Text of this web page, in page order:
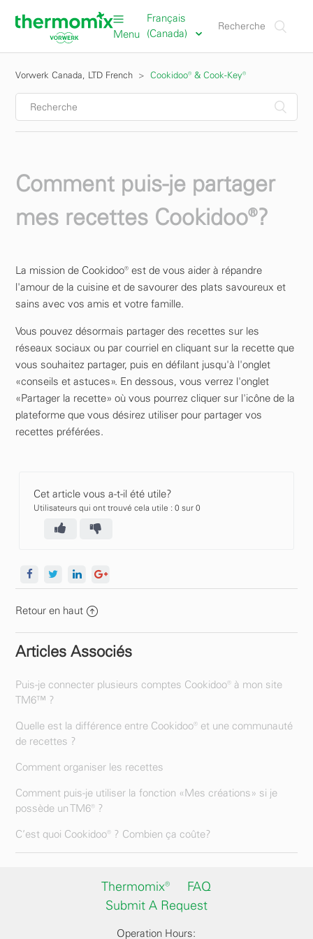
Menu
Français
(Canada)
Vorwerk Canada, LTD French Cookidoo® & Cook-Key®
Comment puis-je partager
mes recettes Cookidoo®?
La mission de Cookidoo® est de vous aider à répandre
l'amour de la cuisine et de savourer des plats savoureux et
sains avec vos amis et votre famille.
Vous pouvez désormais partager des recettes sur les
réseaux sociaux ou par courriel en cliquant sur la recette que
vous souhaitez partager, puis en défilant jusqu'à l'onglet
«conseils et astuces». En dessous, vous verrez l'onglet
«Partager la recette» où vous pourrez cliquer sur l'icône de la
plateforme que vous désirez utiliser pour partager vos
recettes préférées.
Cet article vous a-t-il été utile?
Utilisateurs qui ont trouvé cela utile : 0 sur 0
Retour en haut
Articles Associés
Puis-je connecter plusieurs comptes Cookidoo® à mon site
TM6™ ?
Quelle est la différence entre Cookidoo® et une communauté
de recettes ?
Comment organiser les recettes
Comment puis-je utiliser la fonction «Mes créations» si je
possède un TM6® ?
C’est quoi Cookidoo® ? Combien ça coûte?
Thermomix®
FAQ
Submit A Request
Operation Hours: